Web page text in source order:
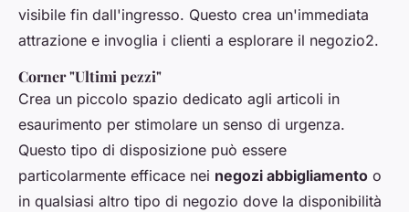
visibile fin dall'ingresso. Questo crea un'immediata
attrazione e invoglia i clienti a esplorare il negozio2.
Corner "Ultimi pezzi"
Crea un piccolo spazio dedicato agli articoli in
esaurimento per stimolare un senso di urgenza.
Questo tipo di disposizione può essere
particolarmente efficace nei negozi abbigliamento o
in qualsiasi altro tipo di negozio dove la disponibilità